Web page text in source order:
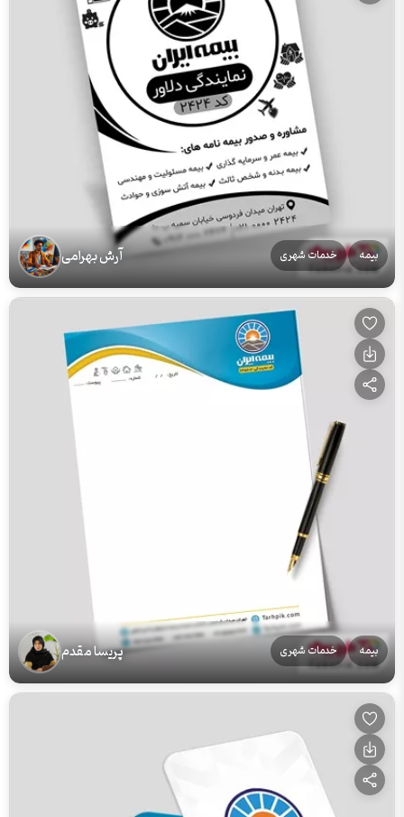
بیمه خدمات شهری آرش بهرامی
بیمه خدمات شهری پریسا مقدم